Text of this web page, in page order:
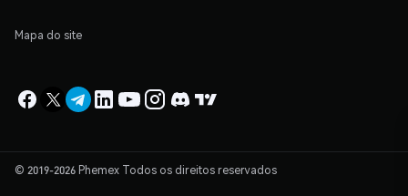
Mapa do site
© 2019-2026 Phemex Todos os direitos reservados